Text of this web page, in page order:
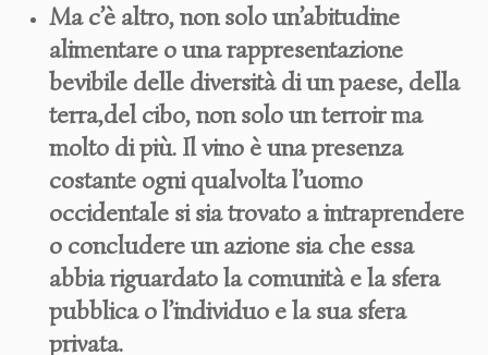
Ma c’è altro, non solo un’abitudine
alimentare o una rappresentazione
bevibile delle diversità di un paese, della
terra,del cibo, non solo un terroir ma
molto di più. Il vino è una presenza
costante ogni qualvolta l’uomo
occidentale si sia trovato a intraprendere
o concludere un azione sia che essa
abbia riguardato la comunità e la sfera
pubblica o l’individuo e la sua sfera
privata.